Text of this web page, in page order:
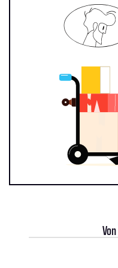
Von